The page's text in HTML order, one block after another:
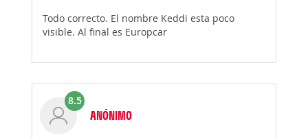
Todo correcto. El nombre Keddi esta poco
visible. Al final es Europcar
8.5
ANÓNIMO